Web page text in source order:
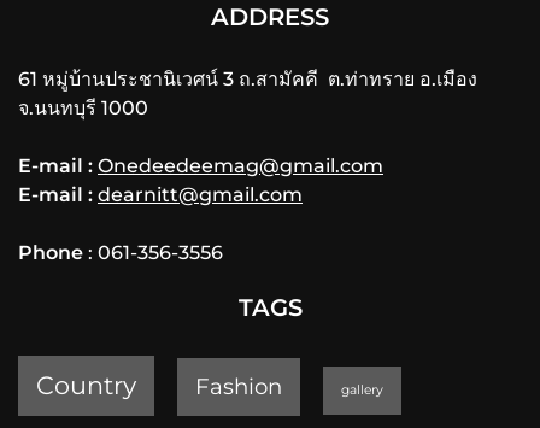
ADDRESS
61 หมู่บ้านประชานิเวศน์ 3 ถ.สามัคคี ต.ท่าทราย อ.เมือง
จ.นนทบุรี 1000
E-mail : Onedeedeemag@gmail.com
E-mail : dearnitt@gmail.com
Phone : 061-356-3556
TAGS
Country Fashion gallery